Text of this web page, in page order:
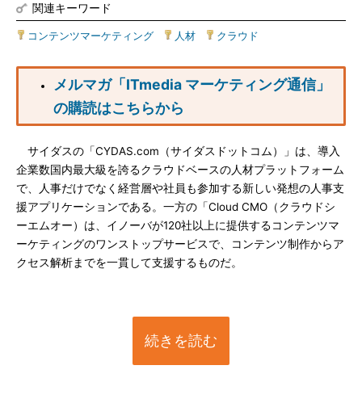
関連キーワード
コンテンツマーケティング 人材 クラウド
メルマガ「ITmedia マーケティング通信」
の購読はこちらから
サイダスの「CYDAS.com（サイダスドットコム）」は、導入
企業数国内最大級を誇るクラウドベースの人材プラットフォーム
で、人事だけでなく経営層や社員も参加する新しい発想の人事支
援アプリケーションである。一方の「Cloud CMO（クラウドシ
ーエムオー）は、イノーバが120社以上に提供するコンテンツマ
ーケティングのワンストップサービスで、コンテンツ制作からア
クセス解析までを一貫して支援するものだ。
続きを読む